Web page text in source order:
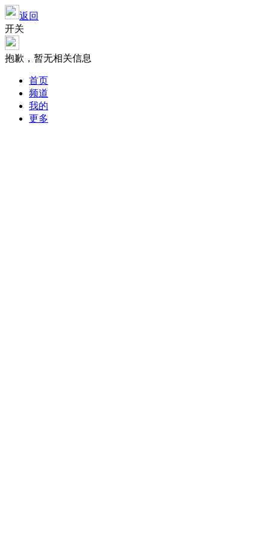
返回
开关
抱歉，暂无相关信息
首页
频道
我的
更多